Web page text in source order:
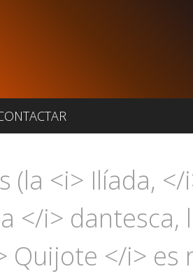
<i> Ilíada,
</i> dantesca,
Quijote </i> es